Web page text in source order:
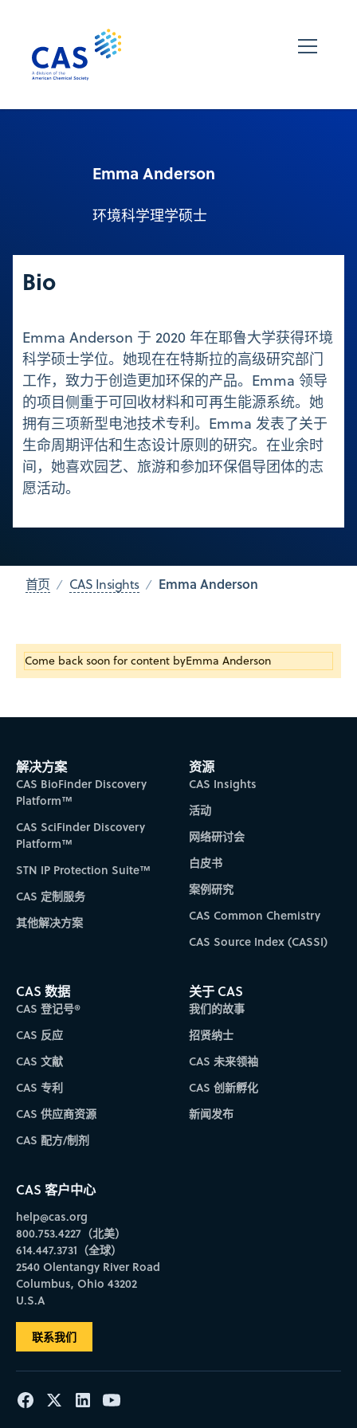
Emma Anderson
环境科学理学硕士
Bio
Emma Anderson 于 2020 年在耶鲁大学获得环境
科学硕士学位。她现在在特斯拉的高级研究部门
工作，致力于创造更加环保的产品。Emma 领导
的项目侧重于可回收材料和可再生能源系统。她
拥有三项新型电池技术专利。Emma 发表了关于
生命周期评估和生态设计原则的研究。在业余时
间，她喜欢园艺、旅游和参加环保倡导团体的志
愿活动。
首页 CAS Insights Emma Anderson
Come back soon for content byEmma Anderson
解决方案
CAS BioFinder Discovery
Platform™
CAS SciFinder Discovery
Platform™
STN IP Protection Suite™
CAS 定制服务
其他解决方案
资源
CAS Insights
活动
网络研讨会
白皮书
案例研究
CAS Common Chemistry
CAS Source Index (CASSI)
CAS 数据
CAS 登记号®
CAS 反应
CAS 文献
CAS 专利
CAS 供应商资源
CAS 配方/制剂
关于 CAS
我们的故事
招贤纳士
CAS 未来领袖
CAS 创新孵化
新闻发布
CAS 客户中心
help@cas.org
800.753.4227（北美）
614.447.3731（全球）
2540 Olentangy River Road
Columbus, Ohio 43202
U.S.A
联系我们